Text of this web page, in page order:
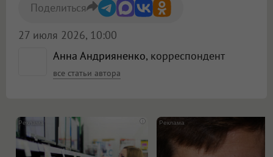
Анна Андрияненко, корреспондент
все статьи автора
27 июля 2026, 10:00
Поделиться
i